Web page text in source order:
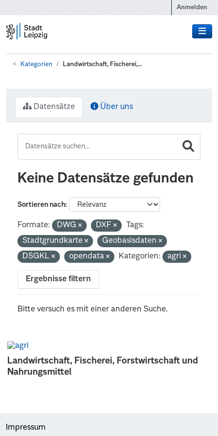
Anmelden
Kategorien Landwirtschaft, Fischerei,...
Landwirtschaft, Fischerei, Forstwirtschaft und
Nahrungsmittel
Datensätze Über uns
Keine Datensätze gefunden
Sortieren nach
Formate: DWG DXF
Tags:
Stadtgrundkarte
Geobasisdaten
DSGKL
opendata Kategorien: agri
Ergebnisse filtern
Bitte versuch es mit einer anderen Suche.
Impressum